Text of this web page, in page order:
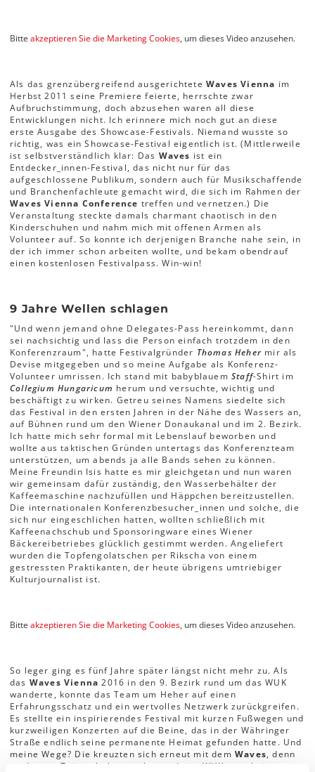
Bitte akzeptieren Sie die Marketing Cookies, um dieses Video anzusehen.
Als das grenzübergreifend ausgerichteteWaves Vienna im
Herbst 2011 seine Premiere feierte, herrschte zwar
Aufbruchstimmung, doch abzusehen waren all diese
Entwicklungen nicht. Ich erinnere mich noch gut an diese
erste Ausgabe des Showcase-Festivals. Niemand wusste so
richtig, was ein Showcase-Festival eigentlich ist. (Mittlerweile
ist selbstverständlich klar: Das Waves ist ein
Entdecker_innen-Festival, das nicht nur für das
aufgeschlossene Publikum, sondern auch für Musikschaffende
und Branchenfachleute gemacht wird, die sich im Rahmen der
Waves Vienna Conference treffen und vernetzen.) Die
Veranstaltung steckte damals charmant chaotisch in den
Kinderschuhen und nahm mich mit offenen Armen als
Volunteer auf. So konnte ich derjenigen Branche nahe sein, in
der ich immer schon arbeiten wollte, und bekam obendrauf
einen kostenlosen Festivalpass. Win-win!
9 Jahre Wellen schlagen
"Und wenn jemand ohne Delegates-Pass hereinkommt, dann
sei nachsichtig und lass die Person einfach trotzdem in den
Konferenzraum", hatte Festivalgründer Thomas Heher mir als
Devise mitgegeben und so meine Aufgabe als Konferenz-
Volunteer umrissen. Ich stand mit babyblauem Staff-Shirt im
Collegium Hungaricum herum und versuchte, wichtig und
beschäftigt zu wirken. Getreu seines Namens siedelte sich
das Festival in den ersten Jahren in der Nähe des Wassers an,
auf Bühnen rund um den Wiener Donaukanal und im 2. Bezirk.
Ich hatte mich sehr formal mit Lebenslauf beworben und
wollte aus taktischen Gründen untertags das Konferenzteam
unterstützen, um abends ja alle Bands sehen zu können.
Meine Freundin Isis hatte es mir gleichgetan und nun waren
wir gemeinsam dafür zuständig, den Wasserbehälter der
Kaffeemaschine nachzufüllen und Häppchen bereitzustellen.
Die internationalen Konferenzbesucher_innen und solche, die
sich nur eingeschlichen hatten, wollten schließlich mit
Kaffeenachschub und Sponsoringware eines Wiener
Bäckereibetriebes glücklich gestimmt werden. Angeliefert
wurden die Topfengolatschen per Rikscha von einem
gestressten Praktikanten, der heute übrigens umtriebiger
Kulturjournalist ist.
Bitte akzeptieren Sie die Marketing Cookies, um dieses Video anzusehen.
So leger ging es fünf Jahre später längst nicht mehr zu. Als
das Waves Vienna2016 in den 9. Bezirk rund um das WUK
wanderte, konnte das Team um Heher auf einen
Erfahrungsschatz und ein wertvolles Netzwerk zurückgreifen.
Es stellte ein inspirierendes Festival mit kurzen Fußwegen und
kurzweiligen Konzerten auf die Beine, das in der Währinger
Straße endlich seine permanente Heimat gefunden hatte. Und
meine Wege? Die kreuzten sich erneut mit demWaves, denn
zu diesem Zeitpunkt hatte ich gerade im WUK zu arbeiten